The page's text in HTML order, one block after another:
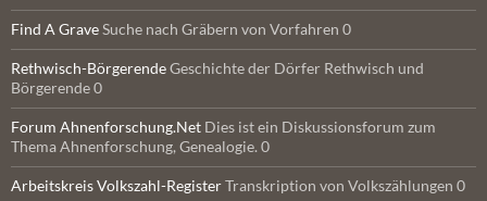
Find A GraveSuche nach Gräbern von Vorfahren 0
Rethwisch-BörgerendeGeschichte der Dörfer Rethwisch und
Börgerende 0
Forum Ahnenforschung.Net Dies ist ein Diskussionsforum zum
Thema Ahnenforschung, Genealogie. 0
Arbeitskreis Volkszahl-RegisterTranskription von Volkszählungen 0